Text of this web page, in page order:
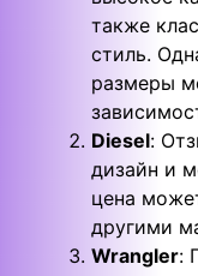
также
стиль.
размеры
Diesel:
дизайн и
цена
другими
Wrangler: